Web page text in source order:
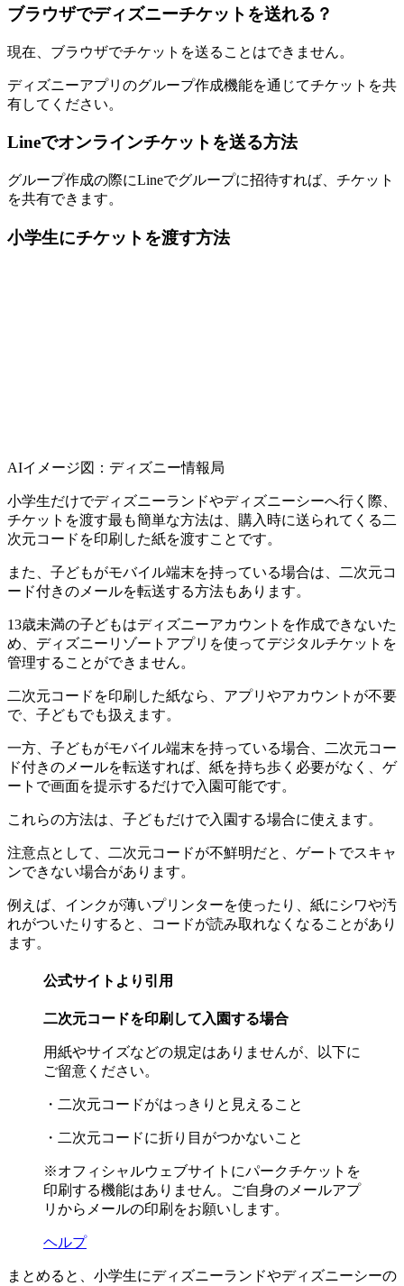
ブラウザでディズニーチケットを送れる？
現在、ブラウザでチケットを送ることはできません。
ディズニーアプリのグループ作成機能を通じてチケットを共
有してください。
Lineでオンラインチケットを送る方法
グループ作成の際にLineでグループに招待すれば、チケット
を共有できます。
小学生にチケットを渡す方法
AIイメージ図：ディズニー情報局
小学生だけでディズニーランドやディズニーシーへ行く際、
チケットを渡す最も簡単な方法は、購入時に送られてくる二
次元コードを印刷した紙を渡すことです。
また、子どもがモバイル端末を持っている場合は、二次元コ
ード付きのメールを転送する方法もあります。
13歳未満の子どもはディズニーアカウントを作成できないた
め、ディズニーリゾートアプリを使ってデジタルチケットを
管理することができません。
二次元コードを印刷した紙なら、アプリやアカウントが不要
で、子どもでも扱えます。
一方、子どもがモバイル端末を持っている場合、二次元コー
ド付きのメールを転送すれば、紙を持ち歩く必要がなく、ゲ
ートで画面を提示するだけで入園可能です。
これらの方法は、子どもだけで入園する場合に使えます。
注意点として、二次元コードが不鮮明だと、ゲートでスキャ
ンできない場合があります。
例えば、インクが薄いプリンターを使ったり、紙にシワや汚
れがついたりすると、コードが読み取れなくなることがあり
ます。
公式サイトより引用
二次元コードを印刷して入園する場合
用紙やサイズなどの規定はありませんが、以下に
ご留意ください。
・二次元コードがはっきりと見えること
・二次元コードに折り目がつかないこと
※オフィシャルウェブサイトにパークチケットを
印刷する機能はありません。ご自身のメールアプ
リからメールの印刷をお願いします。
ヘルプ
まとめると、小学生にディズニーランドやディズニーシーの